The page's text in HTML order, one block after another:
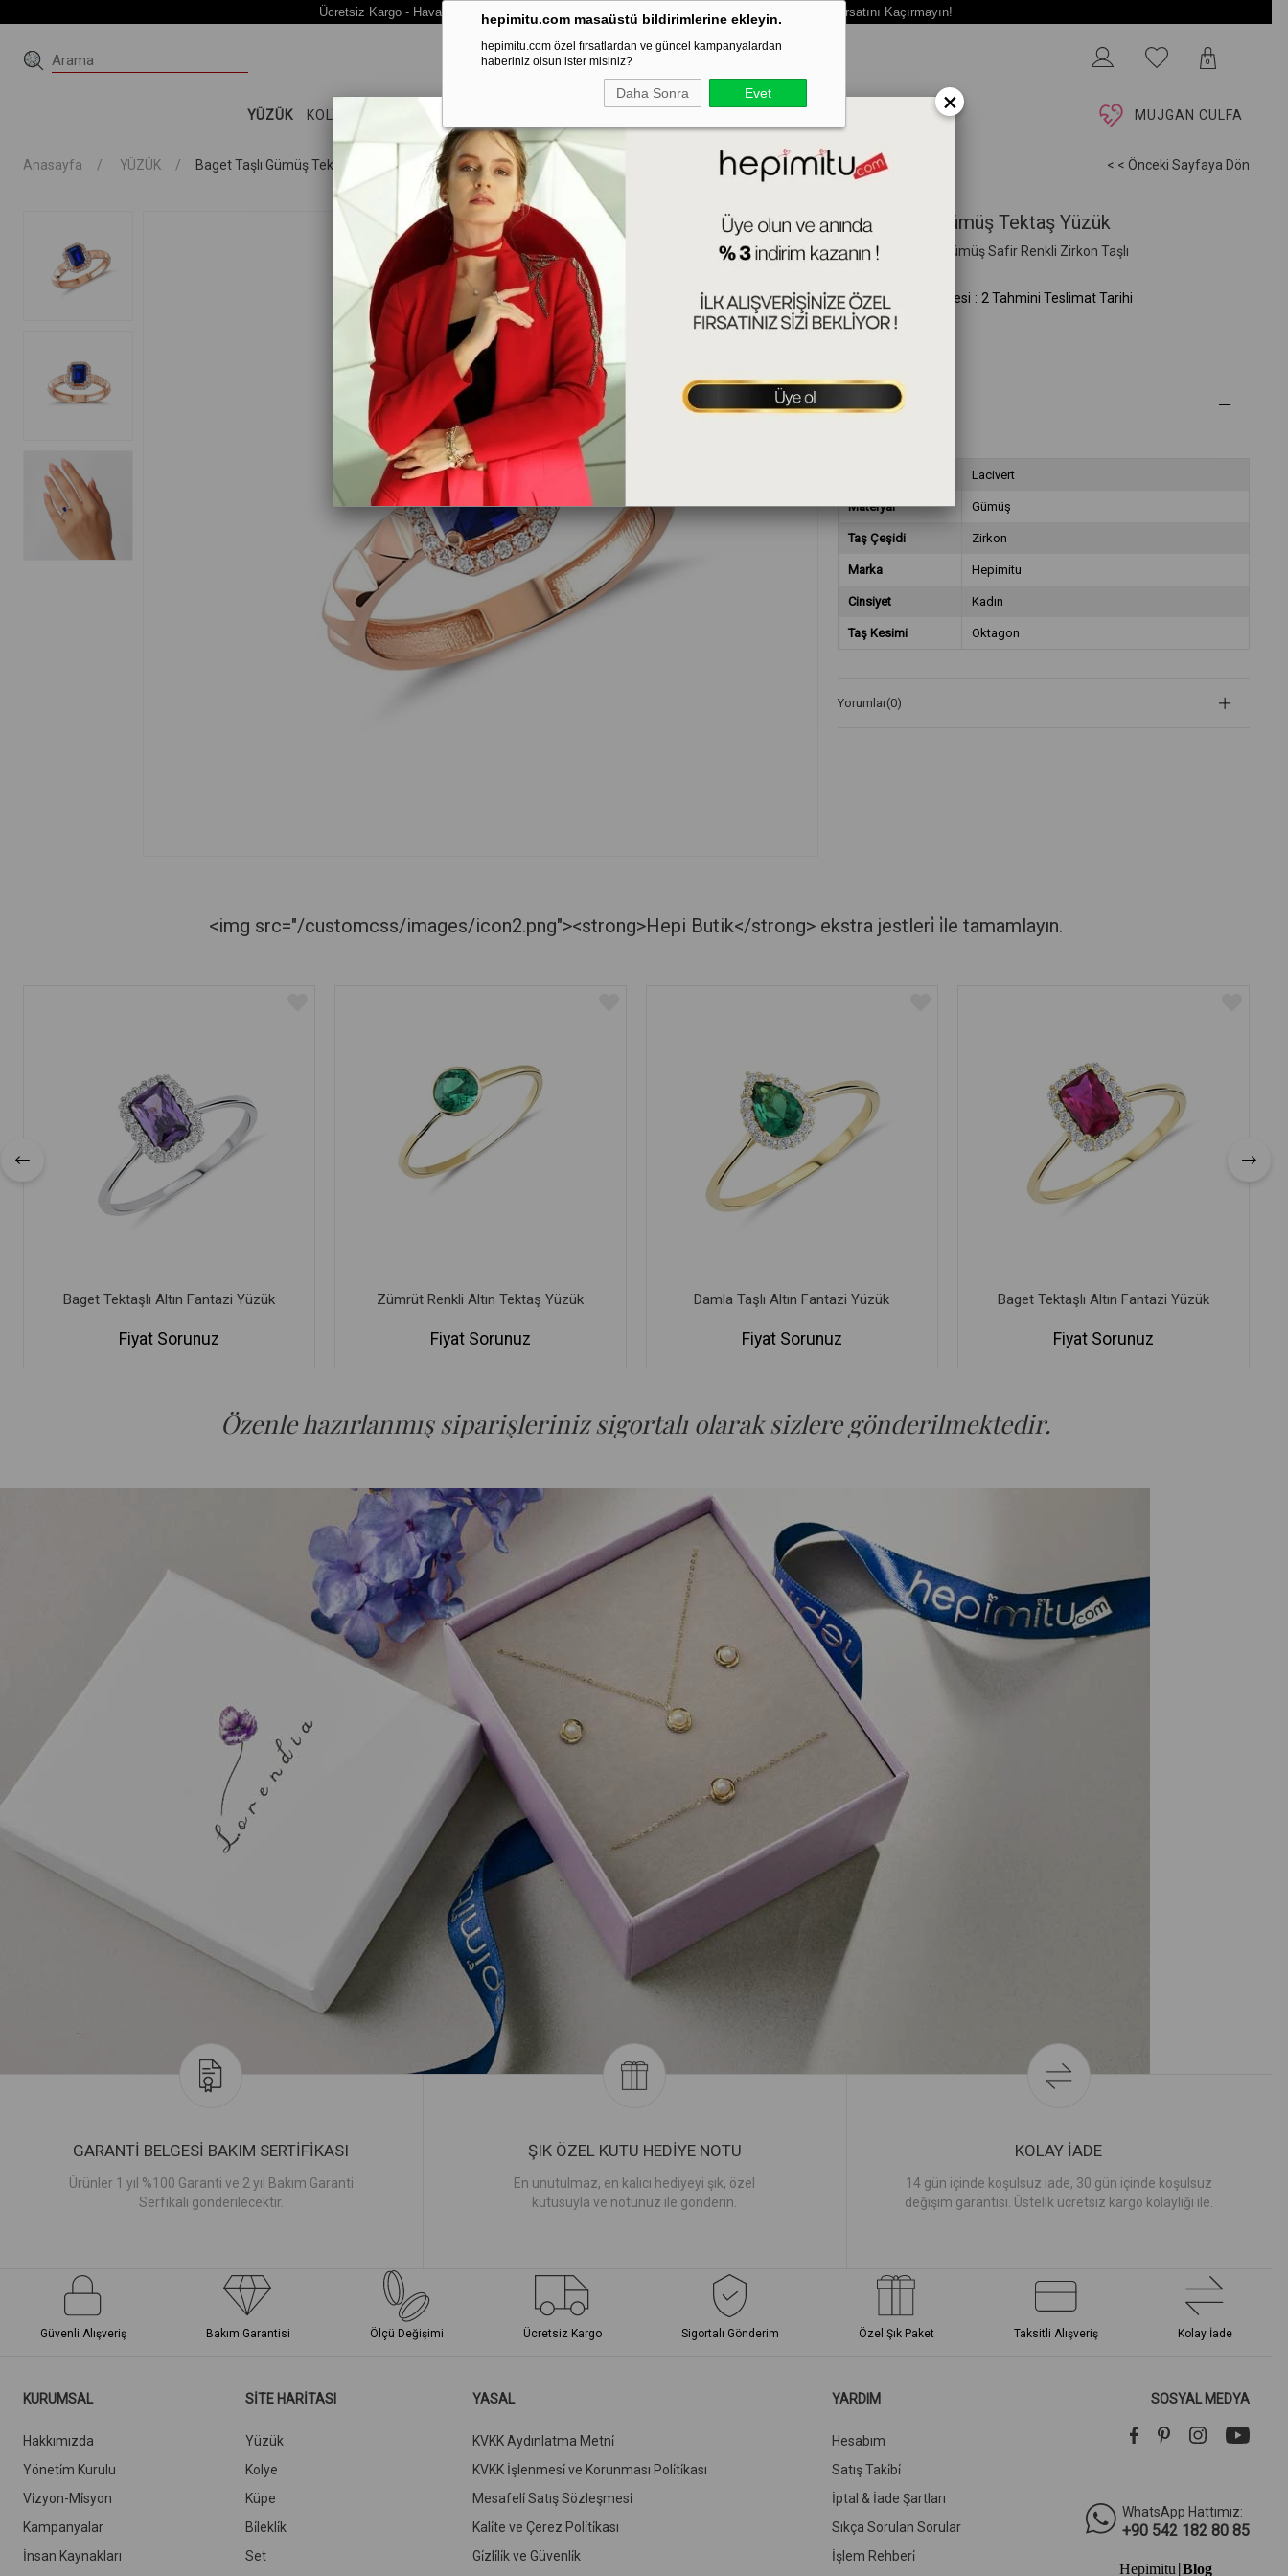
hepimitu.com masaüstü bildirimlerine ekleyin.
hepimitu.com özel fırsatlardan ve güncel kampanyalardan
haberiniz olsun ister misiniz?
Daha Sonra Evet
Ücretsiz Kargo - Havale /Eft Ödemelerinde Extra %3 İndirim - Vade Farksız 3 Taksit Ödeme Fırsatını Kaçırmayın!
0
YÜZÜK KOLYE MUJGAN CULFA
Anasayfa YÜZÜK Baget Taşlı Gümüş Tektaş Yüzük < < Önceki Sayfaya Dön
Baget Taşlı Gümüş Tektaş Yüzük
925 Ayar Pembe Gümüş Safir Renkli Zirkon Taşlı
Tahmini Teslim Süresi : 2 Tahmini Teslimat Tarihi
Ürün Özellikleri
Lacivert
Materyal Gümüş
Taş Çeşidi Zirkon
Marka Hepimitu
Cinsiyet Kadın
Taş Kesimi Oktagon
Yorumlar(0)
<img src="/customcss/images/icon2.png"><strong>Hepi Butik</strong> ekstra jestleri̇ i̇le tamamlayın.
Baget Tektaşlı Altın Fantazi Yüzük
Fiyat Sorunuz
Zümrüt Renkli Altın Tektaş Yüzük
Fiyat Sorunuz
Damla Taşlı Altın Fantazi Yüzük
Fiyat Sorunuz
Baget Tektaşlı Altın Fantazi Yüzük
Fiyat Sorunuz
Özenle hazırlanmış siparişleriniz sigortalı olarak sizlere gönderilmektedir.
GARANTİ BELGESİ BAKIM SERTİFİKASI
Ürünler 1 yıl %100 Garanti ve 2 yıl Bakım Garanti
Serfikalı gönderilecektir.
ŞIK ÖZEL KUTU HEDİYE NOTU
En unutulmaz, en kalıcı hediyeyi şık, özel
kutusuyla ve notunuz ile gönderin.
KOLAY İADE
14 gün içinde koşulsuz iade, 30 gün içinde koşulsuz
değişim garantisi. Üstelik ücretsiz kargo kolaylığı ile.
Güvenli Alışveriş Bakım Garantisi Ölçü Değişimi Ücretsiz Kargo Sigortalı Gönderim Özel Şık Paket Taksitli Alışveriş Kolay İade
KURUMSAL
Hakkımızda
Yöneti̇m Kurulu
Vi̇zyon-Mi̇syon
Kampanyalar
İnsan Kaynakları
SİTE HARİTASI
Yüzük
Kolye
Küpe
Bi̇lekli̇k
Set
YASAL
KVKK Aydınlatma Metni̇
KVKK İşlenmesi̇ ve Korunması Poli̇ti̇kası
Mesafeli̇ Satış Sözleşmesi̇
Kali̇te ve Çerez Poli̇ti̇kası
Gi̇zli̇li̇k ve Güvenli̇k
YARDIM
Hesabım
Satış Taki̇bi̇
İptal & İade Şartları
Sıkça Sorulan Sorular
İşlem Rehberi̇
SOSYAL MEDYA
WhatsApp Hattımız:
+90 542 182 80 85
Hepimitu| Blog
×